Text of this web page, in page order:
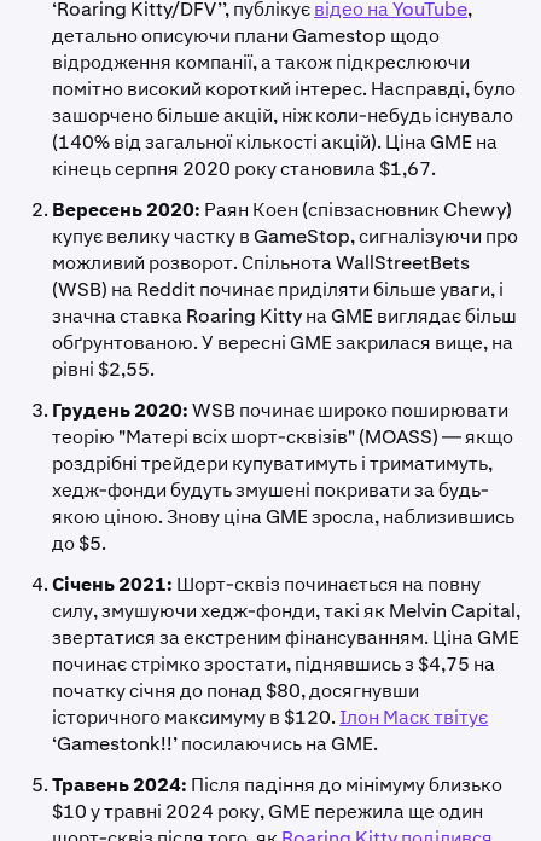
‘Roaring Kitty/DFV’’, публікуєвідео на YouTube,
детально описуючи плани Gamestop щодо
відродження компанії, а також підкреслюючи
помітно високий короткий інтерес. Насправді, було
зашорчено більше акцій, ніж коли-небудь існувало
(140% від загальної кількості акцій). Ціна GME на
кінець серпня 2020 року становила $1,67.
Вересень 2020: Раян Коен (співзасновник Chewy)
купує велику частку в GameStop, сигналізуючи про
можливий розворот. Спільнота WallStreetBets
(WSB) на Reddit починає приділяти більше уваги, і
значна ставка Roaring Kitty на GME виглядає більш
обґрунтованою. У вересні GME закрилася вище, на
рівні $2,55.
Грудень 2020:WSB починає широко поширювати
теорію "Матері всіх шорт-сквізів" (MOASS) — якщо
роздрібні трейдери купуватимуть і триматимуть,
хедж-фонди будуть змушені покривати за будь-
якою ціною. Знову ціна GME зросла, наблизившись
до $5.
Січень 2021: Шорт-сквіз починається на повну
силу, змушуючи хедж-фонди, такі як Melvin Capital,
звертатися за екстреним фінансуванням. Ціна GME
починає стрімко зростати, піднявшись з $4,75 на
початку січня до понад $80, досягнувши
історичного максимуму в $120. Ілон Маск твітує
‘Gamestonk!!’ посилаючись на GME.
Травень 2024: Після падіння до мінімуму близько
$10 у травні 2024 року, GME пережила ще один